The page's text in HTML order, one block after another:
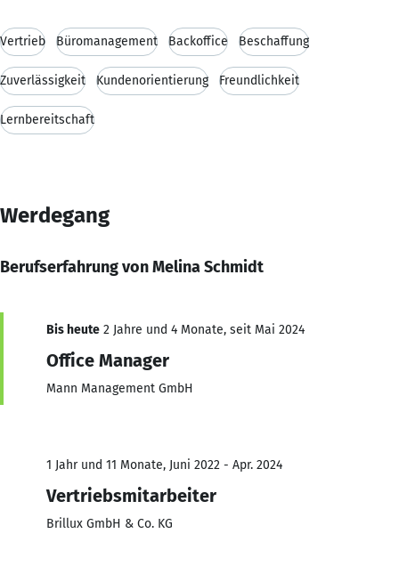
Vertrieb Büromanagement Backoffice Beschaffung
Zuverlässigkeit Kundenorientierung Freundlichkeit
Lernbereitschaft
Werdegang
Berufserfahrung von Melina Schmidt
Bis heute 2 Jahre und 4 Monate, seit Mai 2024
Office Manager
Mann Management GmbH
1 Jahr und 11 Monate, Juni 2022 - Apr. 2024
Vertriebsmitarbeiter
Brillux GmbH & Co. KG